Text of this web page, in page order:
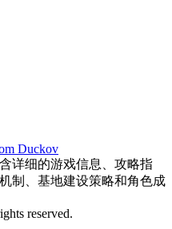
Duckov
详细的游戏信息、攻略指
制、基地建设策略和角色成
reserved.